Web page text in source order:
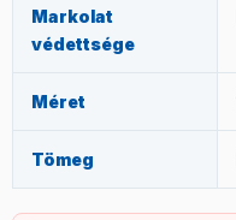
Markolat
védettsége
Méret
Tömeg